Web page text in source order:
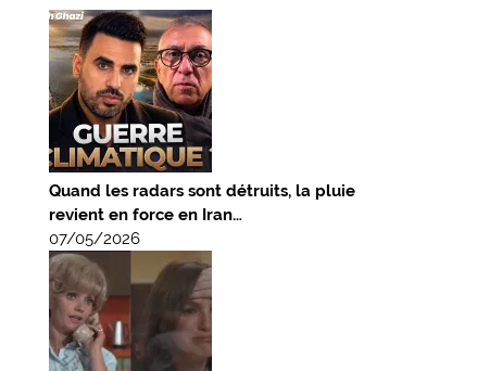
Quand les radars sont détruits, la pluie
revient en force en Iran…
07/05/2026